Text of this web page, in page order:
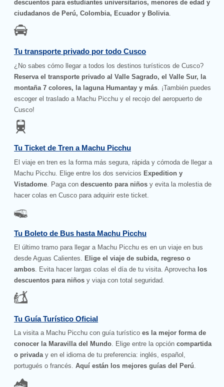
descuentos para estudiantes universitarios, menores de edad y
ciudadanos de Perú, Colombia, Ecuador y Bolivia.
Tu transporte privado por todo Cusco
¿No sabes cómo llegar a todos los destinos turísticos de Cusco?
Reserva el transporte privado al Valle Sagrado, el Valle Sur, la
montaña 7 colores, la laguna Humantay y más . ¡También puedes
escoger el traslado a Machu Picchu y el recojo del aeropuerto de
Cusco!
Tu Ticket de Tren a Machu Picchu
El viaje en tren es la forma más segura, rápida y cómoda de llegar a
Machu Picchu. Elige entre los dos servicios Expedition y
Vistadome . Paga condescuento para niños y evita la molestia de
hacer colas en Cusco para adquirir este ticket.
Tu Boleto de Bus hasta Machu Picchu
El último tramo para llegar a Machu Picchu es en un viaje en bus
desde Aguas Calientes. Elige el viaje de subida, regreso o
ambos. Evita hacer largas colas el día de tu visita. Aprovecha los
descuentos para niños y viaja con total seguridad.
Tu Guía Turístico Oficial
La visita a Machu Picchu con guía turístico es la mejor forma de
conocer la Maravilla del Mundo. Elige entre la opcióncompartida
o privaday en el idioma de tu preferencia: inglés, español,
portugués o francés.Aquí están los mejores guías del Perú.